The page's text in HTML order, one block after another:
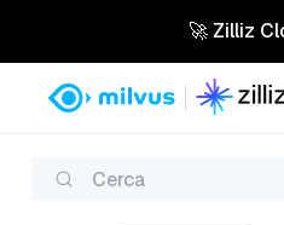
🚀 Zilliz
Cerca